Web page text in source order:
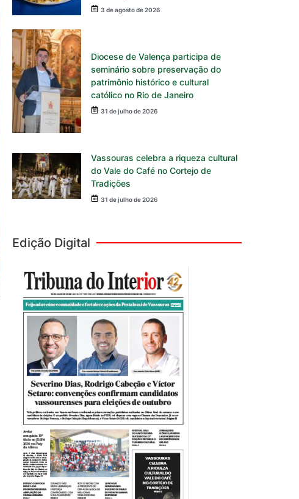
3 de agosto de 2026
Diocese de Valença participa de
seminário sobre preservação do
patrimônio histórico e cultural
católico no Rio de Janeiro
31 de julho de 2026
Vassouras celebra a riqueza cultural
do Vale do Café no Cortejo de
Tradições
31 de julho de 2026
Edição Digital